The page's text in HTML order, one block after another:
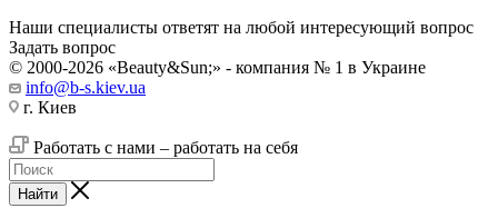
Наши специалисты ответят на любой интересующий вопрос
Задать вопрос
© 2000-2026 «Beauty&Sun;» - компания № 1 в Украине
info@b-s.kiev.ua
г. Киев
Работать с нами – работать на себя
Найти